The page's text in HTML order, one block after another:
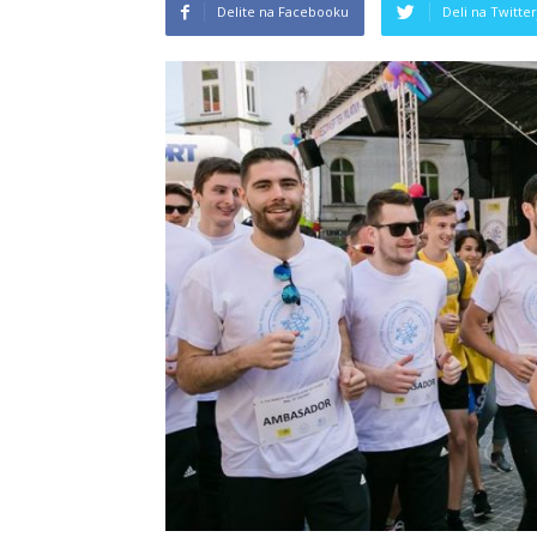
Delite na Facebooku Deli na